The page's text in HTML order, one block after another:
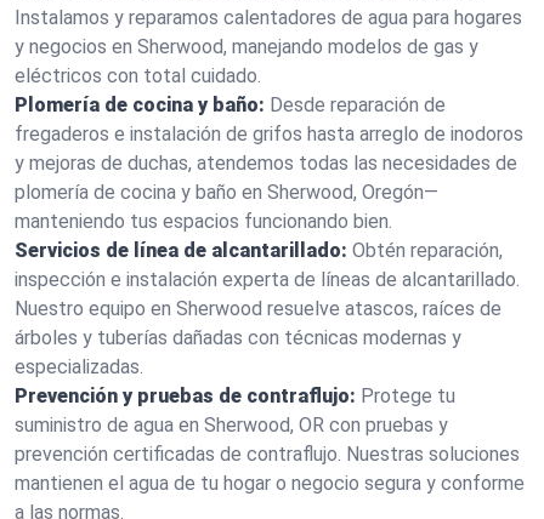
Instalamos y reparamos calentadores de agua para hogares
y negocios en Sherwood, manejando modelos de gas y
eléctricos con total cuidado.
Plomería de cocina y baño: Desde reparación de
fregaderos e instalación de grifos hasta arreglo de inodoros
y mejoras de duchas, atendemos todas las necesidades de
plomería de cocina y baño en Sherwood, Oregón—
manteniendo tus espacios funcionando bien.
Servicios de línea de alcantarillado: Obtén reparación,
inspección e instalación experta de líneas de alcantarillado.
Nuestro equipo en Sherwood resuelve atascos, raíces de
árboles y tuberías dañadas con técnicas modernas y
especializadas.
Prevención y pruebas de contraflujo: Protege tu
suministro de agua en Sherwood, OR con pruebas y
prevención certificadas de contraflujo. Nuestras soluciones
mantienen el agua de tu hogar o negocio segura y conforme
a las normas.